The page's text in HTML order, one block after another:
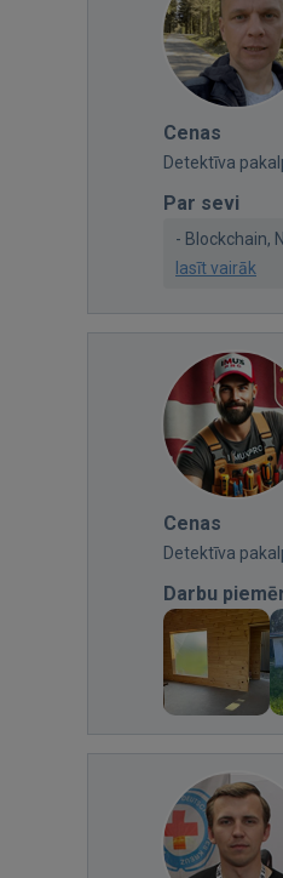
Cenas
Detektīva
Par sevi
- Blockchain,
lasīt vairāk
Cenas
Detektīva
Darbu